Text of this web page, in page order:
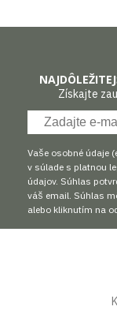
Získajte
Vaše osobné údaje
v súlade s platnou
údajov. Súhlas
váš email. Súhlas
alebo kliknutím na